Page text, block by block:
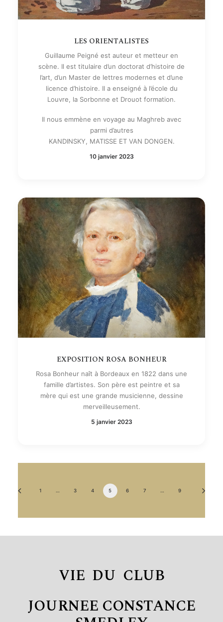
LES ORIENTALISTES
Guillaume Peigné est auteur et metteur en
scène. Il est titulaire d’un doctorat d’histoire de
l’art, d’un Master de lettres modernes et d’une
licence d’histoire. Il a enseigné à l’école du
Louvre, la Sorbonne et Drouot formation.
Il nous emmène en voyage au Maghreb avec
parmi d’autres
KANDINSKY, MATISSE ET VAN DONGEN.
10 janvier 2023
EXPOSITION ROSA BONHEUR
Rosa Bonheur naît à Bordeaux en 1822 dans une
famille d’artistes. Son père est peintre et sa
mère qui est une grande musicienne, dessine
merveilleusement.
5 janvier 2023
1 … 3 4 5 6 7 … 9
VIE DU CLUB
JOURNEE CONSTANCE